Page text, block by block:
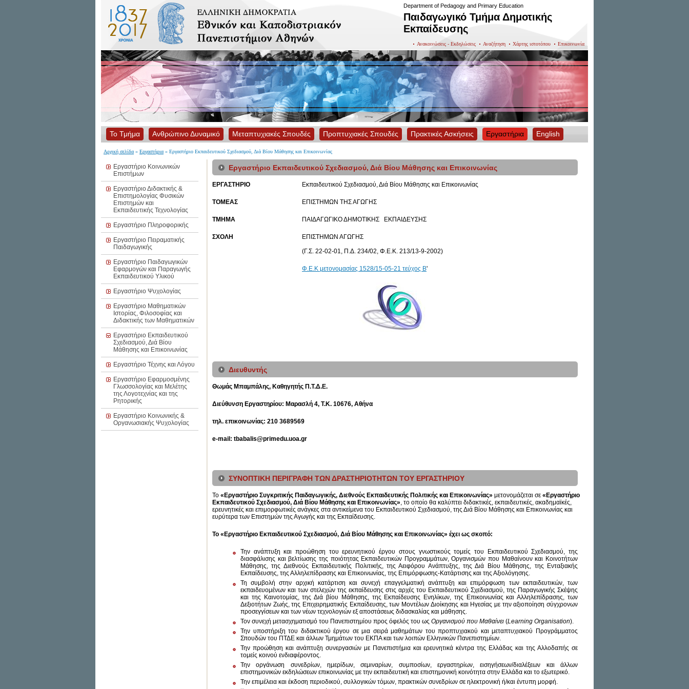
Department of Pedagogy and Primary Education
Παιδαγωγικό Τμήμα Δημοτικής
Εκπαίδευσης
Ανακοινώσεις - Εκδηλώσεις Αναζήτηση Χάρτης ιστοτόπου Επικοινωνία
Το Τμήμα Ανθρώπινο Δυναμικό Μεταπτυχιακές Σπουδές Προπτυχιακές Σπουδές Πρακτικές Ασκήσεις Εργαστήρια English
Αρχική σελίδα » Εργαστήρια » Εργαστήριο Εκπαιδευτικού Σχεδιασμού, Διά Βίου Μάθησης και Επικοινωνίας
Εργαστήριο Κοινωνικών
Επιστήμων
Εργαστήριο Διδακτικής &
Επιστημολογίας Φυσικών
Επιστημών και
Εκπαιδευτικής Τεχνολογίας
Εργαστήριο Πληροφορικής
Εργαστήριο Πειραματικής
Παιδαγωγικής
Εργαστήριο Παιδαγωγικών
Εφαρμογών και Παραγωγής
Εκπαιδευτικού Υλικού
Εργαστήριο Ψυχολογίας
Εργαστήριο Μαθηματικών
Ιστορίας, Φιλοσοφίας και
Διδακτικής των Μαθηματικών
Εργαστήριο Εκπαιδευτικού
Σχεδιασμού, Διά Βίου
Μάθησης και Επικοινωνίας
Εργαστήριο Τέχνης και Λόγου
Εργαστήριο Εφαρμοσμένης
Γλωσσολογίας και Μελέτης
της Λογοτεχνίας και της
Ρητορικής
Εργαστήριο Κοινωνικής &
Οργανωσιακής Ψυχολογίας
Εργαστήριο Εκπαιδευτικού Σχεδιασμού, Διά Βίου Μάθησης και Επικοινωνίας
ΕΡΓΑΣΤΗΡΙΟ Εκπαιδευτικού Σχεδιασμού, Διά Βίου Μάθησης και Επικοινωνίας
ΤΟΜΕΑΣ ΕΠΙΣΤΗΜΩΝ ΤΗΣ ΑΓΩΓΗΣ
ΤΜΗΜΑ ΠΑΙΔΑΓΩΓΙΚΟ ΔΗΜΟΤΙΚΗΣ ΕΚΠΑΙΔΕΥΣΗΣ
ΣΧΟΛΗ
ΕΠΙΣΤΗΜΩΝ ΑΓΩΓΗΣ
(Γ.Σ. 22-02-01, Π.Δ. 234/02, Φ.Ε.Κ. 213/13-9-2002)
Φ.Ε.Κ μετονομασίας 1528/15-05-21 τεύχος Β'
Διευθυντής
Θωμάς Μπαμπάλης, Καθηγητής Π.Τ.Δ.Ε.
Διεύθυνση Εργαστηρίου: Μαρασλή 4, T.K. 10676, Αθήνα
τηλ. επικοινωνίας: 210 3689569
e-mail: tbabalis@primedu.uoa.gr
ΣΥΝΟΠΤΙΚΗ ΠΕΡΙΓΡΑΦΗ ΤΩΝ ΔΡΑΣΤΗΡΙΟΤΗΤΩΝ ΤΟΥ ΕΡΓΑΣΤΗΡΙΟΥ
Το «Εργαστήριο Συγκριτικής Παιδαγωγικής, Διεθνούς Εκπαιδευτικής Πολιτικής και Επικοινωνίας» μετονομάζεται σε «Εργαστήριο
Εκπαιδευτικού Σχεδιασμού, Διά Βίου Μάθησης και Επικοινωνίας», το οποίο θα καλύπτει διδακτικές, εκπαιδευτικές, ακαδημαϊκές,
ερευνητικές και επιμορφωτικές ανάγκες στα αντικείμενα του Εκπαιδευτικού Σχεδιασμού, της Διά Βίου Μάθησης και Επικοινωνίας και
ευρύτερα των Επιστημών της Αγωγής και της Εκπαίδευσης.
Το «Εργαστήριο Εκπαιδευτικού Σχεδιασμού, Διά Βίου Μάθησης και Επικοινωνίας» έχει ως σκοπό:
Την ανάπτυξη και προώθηση του ερευνητικού έργου στους γνωστικούς τομείς του Εκπαιδευτικού Σχεδιασμού, της
διασφάλισης και βελτίωσης της ποιότητας Εκπαιδευτικών Προγραμμάτων, Οργανισμών που Μαθαίνουν και Κοινοτήτων
Μάθησης, της Διεθνούς Εκπαιδευτικής Πολιτικής, της Αειφόρου Ανάπτυξης, της Διά Βίου Μάθησης, της Ενταξιακής
Εκπαίδευσης, της Αλληλεπίδρασης και Επικοινωνίας, της Επιμόρφωσης-Κατάρτισης και της Αξιολόγησης.
Τη συμβολή στην αρχική κατάρτιση και συνεχή επαγγελματική ανάπτυξη και επιμόρφωση των εκπαιδευτικών, των
εκπαιδευομένων και των στελεχών της εκπαίδευσης στις αρχές του Εκπαιδευτικού Σχεδιασμού, της Παραγωγικής Σκέψης
και της Καινοτομίας, της Διά βίου Μάθησης, της Εκπαίδευσης Ενηλίκων, της Επικοινωνίας και Αλληλεπίδρασης, των
Δεξιοτήτων Ζωής, της Επιχειρηματικής Εκπαίδευσης, των Μοντέλων Διοίκησης και Ηγεσίας με την αξιοποίηση σύγχρονων
προσεγγίσεων και των νέων τεχνολογιών εξ αποστάσεως διδασκαλίας και μάθησης.
Τον συνεχή μετασχηματισμό του Πανεπιστημίου προς όφελός του ως Οργανισμού που Μαθαίνει (Learning Organisation).
Την υποστήριξη του διδακτικού έργου σε μια σειρά μαθημάτων του προπτυχιακού και μεταπτυχιακού Προγράμματος
Σπουδών του ΠΤΔΕ και άλλων Τμημάτων του ΕΚΠΑ και των λοιπών Ελληνικών Πανεπιστημίων.
Την προώθηση και ανάπτυξη συνεργασιών με Πανεπιστήμια και ερευνητικά κέντρα της Ελλάδας και της Αλλοδαπής σε
τομείς κοινού ενδιαφέροντος.
Την οργάνωση συνεδρίων, ημερίδων, σεμιναρίων, συμποσίων, εργαστηρίων, εισηγήσεων/διαλέξεων και άλλων
επιστημονικών εκδηλώσεων επικοινωνίας με την εκπαιδευτική και επιστημονική κοινότητα στην Ελλάδα και το εξωτερικό.
Την επιμέλεια και έκδοση περιοδικού, συλλογικών τόμων, πρακτικών συνεδρίων σε ηλεκτρονική ή/και έντυπη μορφή.